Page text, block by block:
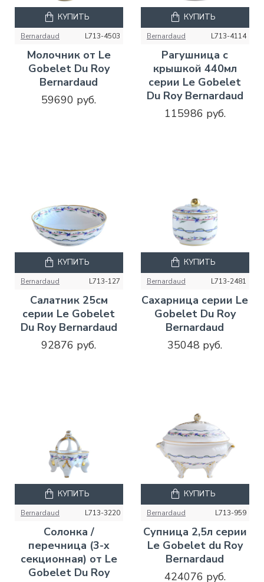
Bernardaud L713-4503
Молочник от Le
Gobelet Du Roy
Bernardaud
59690 руб.
КУПИТЬ
Bernardaud L713-4114
Рагушница с
крышкой 440мл
серии Le Gobelet
Du Roy Bernardaud
115986 руб.
КУПИТЬ
Bernardaud L713-127
Салатник 25см
серии Le Gobelet
Du Roy Bernardaud
92876 руб.
КУПИТЬ
Bernardaud L713-2481
Сахарница серии Le
Gobelet Du Roy
Bernardaud
35048 руб.
КУПИТЬ
Bernardaud L713-3220
Солонка /
перечница (3-х
секционная) от Le
Gobelet Du Roy
КУПИТЬ
Bernardaud L713-959
Супница 2,5л серии
Le Gobelet du Roy
Bernardaud
424076 руб.
КУПИТЬ